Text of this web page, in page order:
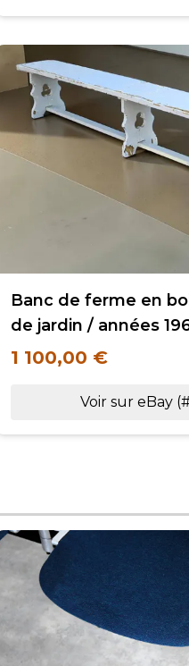
Banc de ferme en
de jardin / années
1 100,00 €
Voir sur eBay